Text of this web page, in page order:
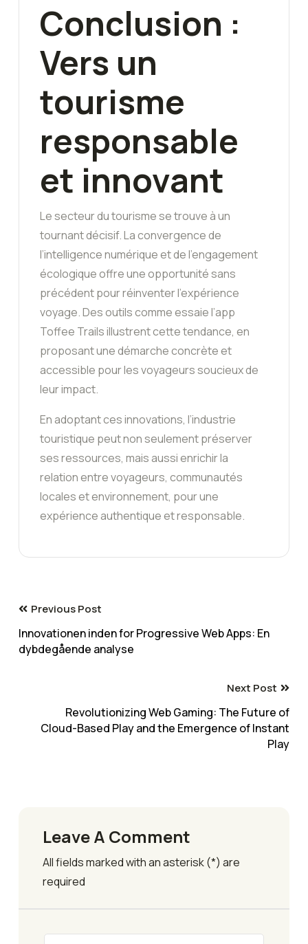
Conclusion :
Vers un
tourisme
responsable
et innovant
Le secteur du tourisme se trouve à un
tournant décisif. La convergence de
l’intelligence numérique et de l’engagement
écologique offre une opportunité sans
précédent pour réinventer l’expérience
voyage. Des outils comme essaie l’app
Toffee Trails illustrent cette tendance, en
proposant une démarche concrète et
accessible pour les voyageurs soucieux de
leur impact.
En adoptant ces innovations, l’industrie
touristique peut non seulement préserver
ses ressources, mais aussi enrichir la
relation entre voyageurs, communautés
locales et environnement, pour une
expérience authentique et responsable.
Previous Post
Innovationen inden for Progressive Web Apps: En
dybdegående analyse
Next Post
Revolutionizing Web Gaming: The Future of
Cloud-Based Play and the Emergence of Instant
Play
Leave A Comment
All fields marked with an asterisk (*) are
required